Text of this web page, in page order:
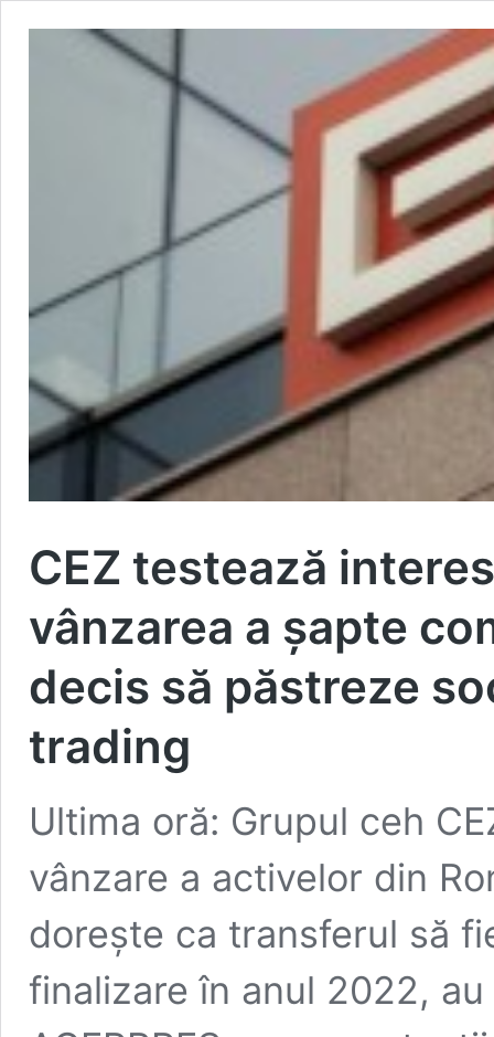
CEZ testează
vânzarea a șapte
decis să păstreze
trading
Ultima oră: Grupul ceh
vânzare a activelor din
doreşte ca transferul să
finalizare în anul 2022,